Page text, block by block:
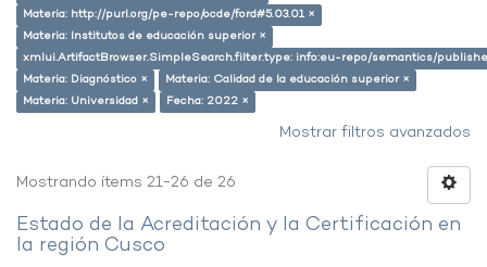
Materia: http://purl.org/pe-repo/ocde/ford#5.03.01 ×
Materia: Institutos de educación superior ×
xmlui.ArtifactBrowser.SimpleSearch.filter.type: info:eu-repo/semantics/
Materia: Diagnóstico ×
Materia: Calidad de la educación superior ×
Materia: Universidad ×
Fecha: 2022 ×
Mostrar filtros avanzados
Mostrando ítems 21-26 de 26
Estado de la Acreditación y la Certificación en
la región Cusco